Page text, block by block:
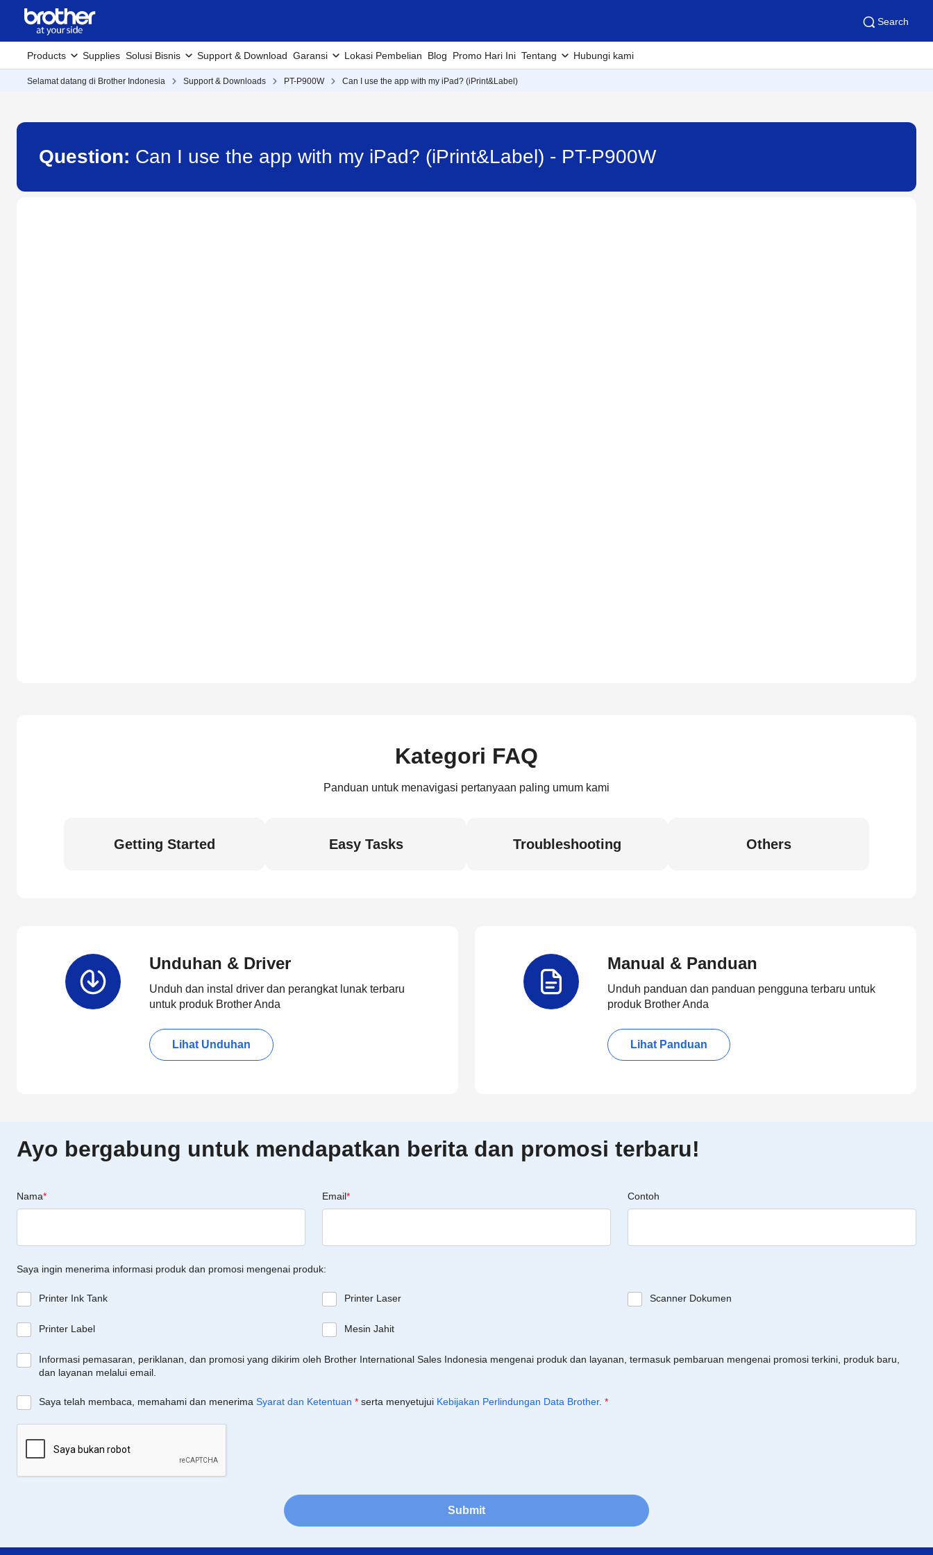
Search
Products Supplies Solusi Bisnis Support & Download Garansi Lokasi Pembelian Blog Promo Hari Ini Tentang Hubungi kami
Selamat datang di Brother Indonesia Support & Downloads PT-P900W Can I use the app with my iPad? (iPrint&Label)
Question: Can I use the app with my iPad? (iPrint&Label) - PT-P900W
Kategori FAQ
Panduan untuk menavigasi pertanyaan paling umum kami
Getting Started Easy Tasks Troubleshooting Others
Unduhan & Driver
Unduh dan instal driver dan perangkat lunak terbaru
untuk produk Brother Anda
Lihat Unduhan
Manual & Panduan
Unduh panduan dan panduan pengguna terbaru untuk
produk Brother Anda
Lihat Panduan
Ayo bergabung untuk mendapatkan berita dan promosi terbaru!
Nama* Email* Contoh
Saya ingin menerima informasi produk dan promosi mengenai produk:
Printer Ink Tank Printer Laser Scanner Dokumen
Printer Label Mesin Jahit
Informasi pemasaran, periklanan, dan promosi yang dikirim oleh Brother International Sales Indonesia mengenai produk dan layanan, termasuk pembaruan mengenai promosi terkini, produk baru,
dan layanan melalui email.
Saya telah membaca, memahami dan menerima Syarat dan Ketentuan * serta menyetujui Kebijakan Perlindungan Data Brother. *
Submit